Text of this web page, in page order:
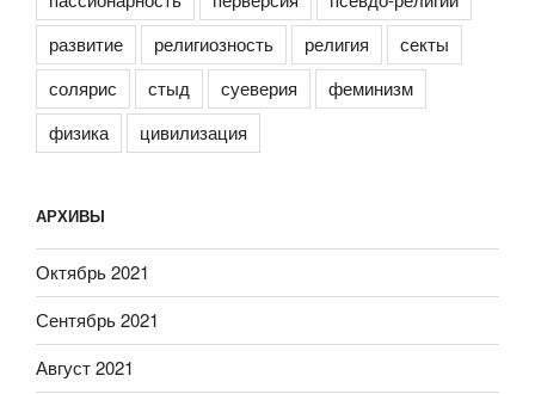
развитие
религиозность религия
секты
солярис
стыд суеверия
феминизм
физика
цивилизация
АРХИВЫ
Октябрь 2021
Сентябрь 2021
Август 2021